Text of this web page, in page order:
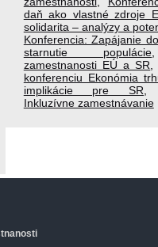
daň ako vlastné zdroje
solidarita – analýzy a
Konferencia: Zapájanie
starnutie populácie
zamestnanosti EÚ a SR,
konferenciu Ekonómia
implikácie pre SR
Inkluzívne zamestnávanie